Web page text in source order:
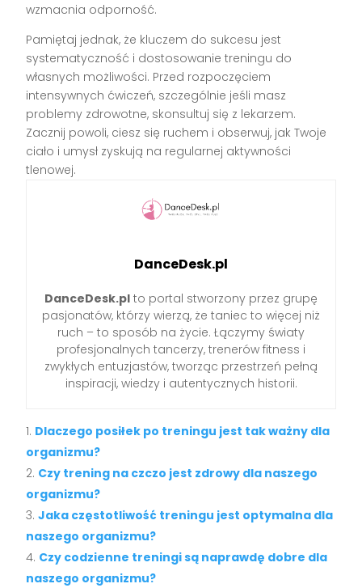
wzmacnia odporność.
Pamiętaj jednak, że kluczem do sukcesu jest
systematyczność i dostosowanie treningu do
własnych możliwości. Przed rozpoczęciem
intensywnych ćwiczeń, szczególnie jeśli masz
problemy zdrowotne, skonsultuj się z lekarzem.
Zacznij powoli, ciesz się ruchem i obserwuj, jak Twoje
ciało i umysł zyskują na regularnej aktywności
tlenowej.
DanceDesk.pl
DanceDesk.pl to portal stworzony przez grupę
pasjonatów, którzy wierzą, że taniec to więcej niż
ruch – to sposób na życie. Łączymy światy
profesjonalnych tancerzy, trenerów fitness i
zwykłych entuzjastów, tworząc przestrzeń pełną
inspiracji, wiedzy i autentycznych historii.
Dlaczego posiłek po treningu jest tak ważny dla
organizmu?
Czy trening na czczo jest zdrowy dla naszego
organizmu?
Jaka częstotliwość treningu jest optymalna dla
naszego organizmu?
Czy codzienne treningi są naprawdę dobre dla
naszego organizmu?